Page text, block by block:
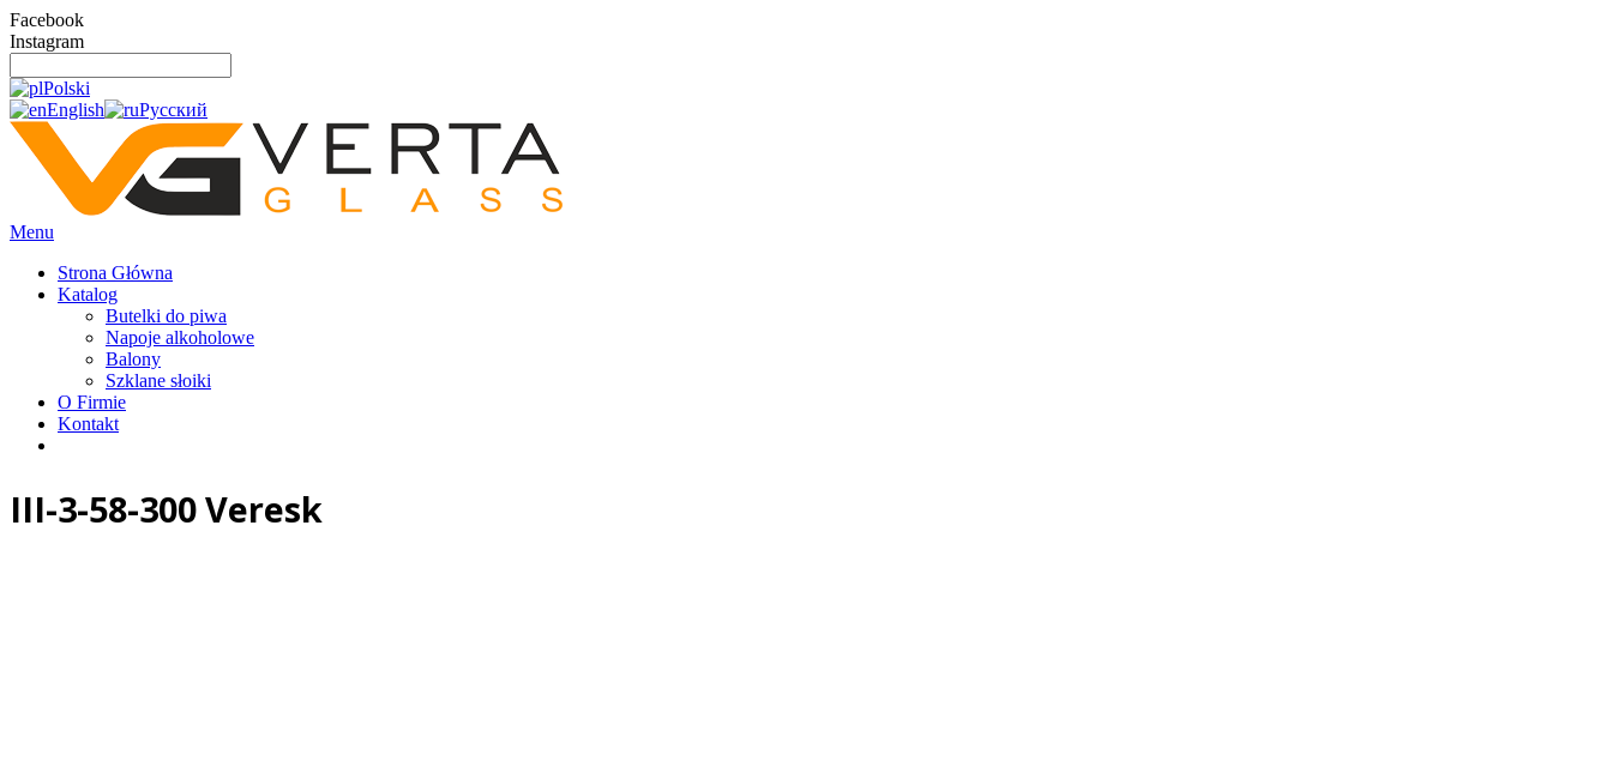
Facebook
Instagram
Polski
English
Русский
Menu
Strona Główna
Katalog
Butelki do piwa
Napoje alkoholowe
Balony
Szklane słoiki
O Firmie
Kontakt
III-3-58-300 Veresk